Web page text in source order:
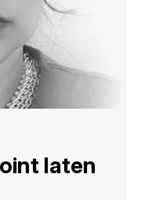
laten